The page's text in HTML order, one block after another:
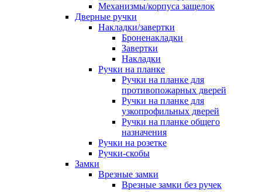
Механизмы/корпуса защелок
Дверные ручки
Накладки/завертки
Броненакладки
Завертки
Накладки
Ручки на планке
Ручки на планке для
противопожарных дверей
Ручки на планке для
узкопрофильных дверей
Ручки на планке общего
назначения
Ручки на розетке
Ручки-скобы
Замки
Врезные замки
Врезные замки без ручек